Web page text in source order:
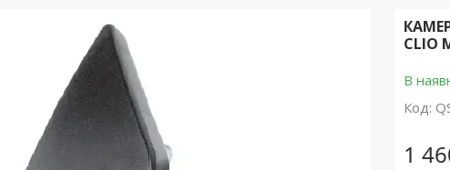
CLIO
В
Код:
1